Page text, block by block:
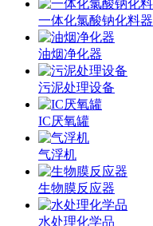
一体化氯酸钠化料器
油烟净化器
污泥处理设备
IC厌氧罐
气浮机
生物膜反应器
水处理化学品